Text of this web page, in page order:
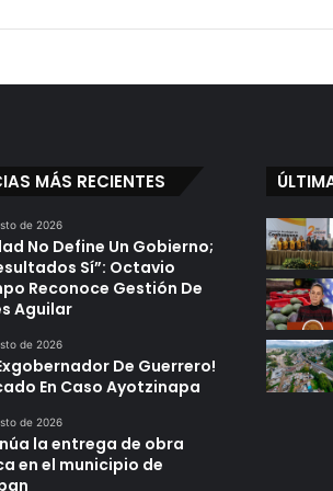
MÁS RECIENTES
de 2026
No Define Un Gobierno;
Sí”: Octavio
Reconoce Gestión De
Aguilar
de 2026
De Guerrero!
En Caso Ayotzinapa
de 2026
la entrega de obra
en el municipio de